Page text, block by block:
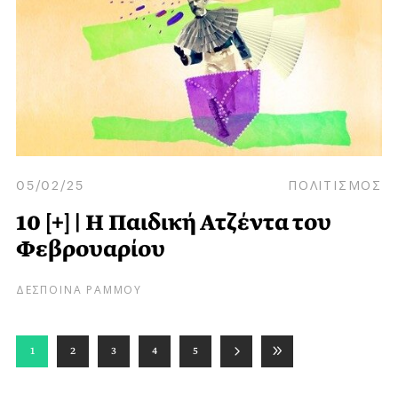
05/02/25 ΠΟΛΙΤΙΣΜΟΣ
10 [+] | Η Παιδική Ατζέντα του
Φεβρουαρίου
ΔΕΣΠΟΙΝΑ ΡΑΜΜΟΥ
1 2 3 4 5